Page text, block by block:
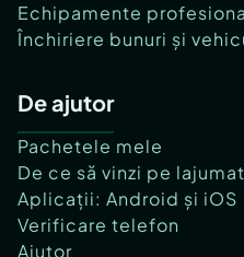
Echipamente
Închiriere bunuri și
De ajutor
Pachetele mele
De ce să vinzi pe
Aplicații: Android și iOS
Verificare telefon
Ajutor